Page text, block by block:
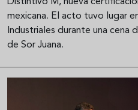
mexicana. El acto tuvo lugar
Industriales durante una cena
de Sor Juana.